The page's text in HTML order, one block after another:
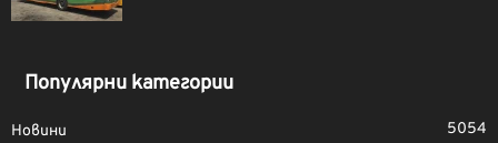
Популярни категории
Новини
5054